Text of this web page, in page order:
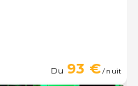
Du 93 €/ nuit